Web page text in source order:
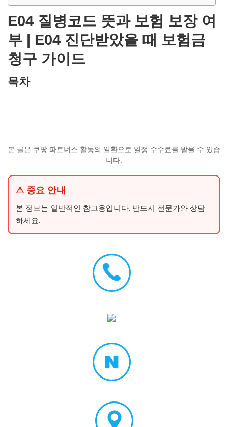
E04 질병코드 뜻과 보험 보장 여
부 | E04 진단받았을 때 보험금
청구 가이드
목차
본 글은 쿠팡 파트너스 활동의 일환으로 일정 수수료를 받을 수 있습
니다.
⚠ 중요 안내
본 정보는 일반적인 참고용입니다. 반드시 전문가와 상담
하세요.